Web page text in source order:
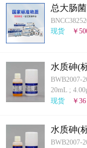
总大肠
（多管发
现货
￥
水质砷(
BWB2007-
20mL ;
现货
￥36
水质砷(
BWB2007-